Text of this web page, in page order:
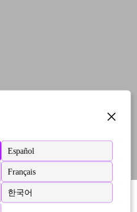
Español
Français
한국어